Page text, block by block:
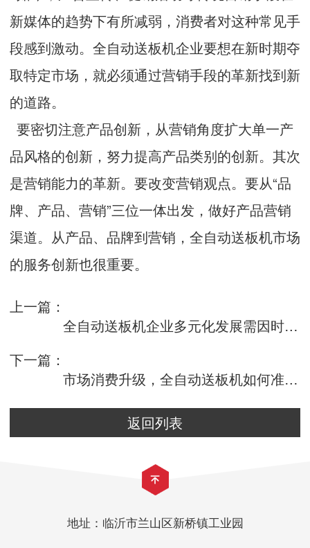
新媒体的趋势下有所减弱，消费者对这种常见手
段感到激动。全自动送板机企业要想在新时期夺
取特定市场，就必须通过营销手段的革新找到新
的道路。
要密切注意产品创新，从营销角度扩大单一产
品风格的创新，努力提高产品类别的创新。其次
是营销能力的革新。要改变营销观点。要从“品
牌、产品、营销”三位一体出发，做好产品营销
渠道。从产品、品牌到营销，全自动送板机市场
的服务创新也很重要。
上一篇：
全自动送板机企业多元化发展需因时制宜
下一篇：
市场消费升级，全自动送板机如何准确把握风向
返回列表
地址：临沂市兰山区新桥镇工业园